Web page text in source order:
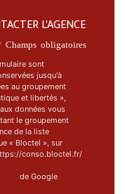
L'AGENCE
Champs obligatoires
sont
jusqu'à
au groupement
et libertés »,
données vous
le groupement
de la liste
« Bloctel », sur
conso.bloctel.fr/
de Google